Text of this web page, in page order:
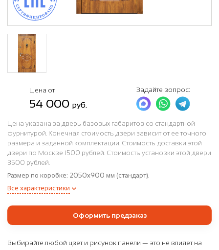
Цена от
54 000 руб.
Задайте вопрос:
Цена указана за дверь базовых габаритов со стандартной
фурнитурой. Конечная стоимость двери зависит от ее точного
размера и заданной комплектации. Стоимость доставки этой
двери по Москве 1500 рублей. Стоимость установки этой двери
3500 рублей.
Размер по коробке: 2050x900 мм (стандарт).
Все характеристики
Оформить предзаказ
Выбирайте любой цвет и рисунок панели — это не влияет на